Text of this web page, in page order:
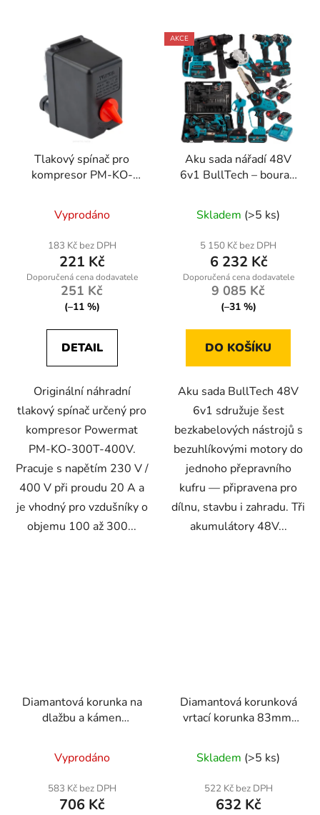
Tlakový spínač pro
kompresor PM-KO-
Vyprodáno
183 Kč bez DPH
221 Kč
251 Kč
(–11 %)
DETAIL
Originální náhradní
tlakový spínač určený pro
kompresor Powermat
PM-KO-300T-400V.
Pracuje s napětím 230 V /
400 V při proudu 20 A a
je vhodný pro vzdušníky o
objemu 100 až 300...
AKCE
Aku sada nářadí 48V
6v1 BullTech – bourací
utahovák, bruska,
příklepová vrtačka,
řetězová pila, zahradní
nůžky
Skladem (>5 ks)
5 150 Kč bez DPH
6 232 Kč
9 085 Kč
(–31 %)
DO KOŠÍKU
Aku sada BullTech 48V
6v1 sdružuje šest
bezkabelových nástrojů s
bezuhlíkovými motory do
jednoho přepravního
kufru — připravena pro
dílnu, stavbu i zahradu. Tři
akumulátory 48V...
Diamantová korunka na
dlažbu a kámen
Vyprodáno
583 Kč bez DPH
706 Kč
Diamantová korunková
vrtací korunka 83mm,
Skladem (>5 ks)
522 Kč bez DPH
632 Kč